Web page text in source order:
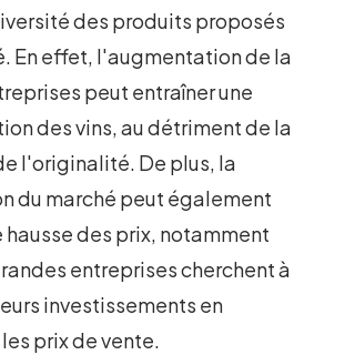
des produits proposés
En effet, l'augmentation de la
peut entraîner une
des vins, au détriment de la
l'originalité. De plus, la
du marché peut également
hausse des prix, notamment
entreprises cherchent à
investissements en
prix de vente.